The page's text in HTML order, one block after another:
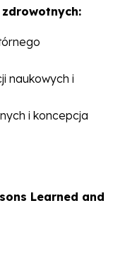
naukowych i
i koncepcja
Learned and